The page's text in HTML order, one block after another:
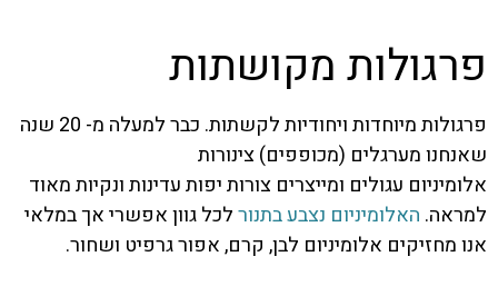
פרגולות מקושתות
פרגולות מיוחדות ויחודיות לקשתות. כבר למעלה מ- 20 שנה
שאנחנו מערגלים (מכופפים) צינורות
אלומיניום עגולים ומייצרים צורות יפות עדינות ונקיות מאוד
למראה. האלומיניום נצבע בתנורלכל גוון אפשרי אך במלאי
אנו מחזיקים אלומיניום לבן, קרם, אפור גרפיט ושחור.